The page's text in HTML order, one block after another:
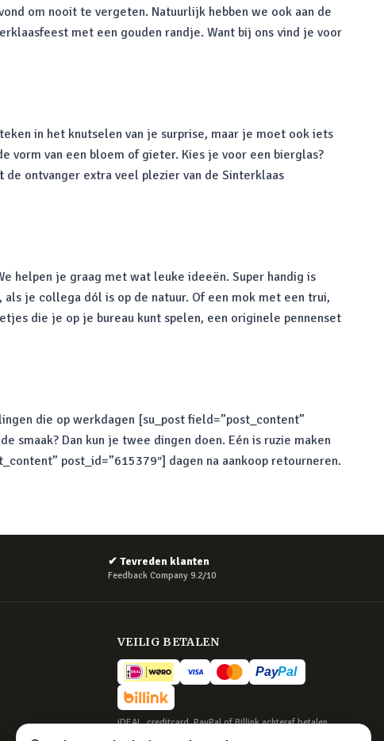
om nooit te vergeten. Natuurlijk hebben we ook aan de
met een gouden randje. Want bij ons vind je voor
in het knutselen van je surprise, maar je moet ook iets
vorm van een bloem of gieter. Kies je voor een bierglas?
ontvanger extra veel plezier van de Sinterklaas
helpen je graag met wat leuke ideeën. Super handig is
je collega dól is op de natuur. Of een mok met een trui,
die je op je bureau kunt spelen, een originele pennenset
die op werkdagen [su_post field=”post_content”
smaak? Dan kun je twee dingen doen. Eén is ruzie maken
post_id=”615379″] dagen na aankoop retourneren.
✔ Tevreden klanten
Feedback Company 9.2/10
VEILIG BETALEN
iDEAL, creditcard, PayPal of Billink achteraf betalen